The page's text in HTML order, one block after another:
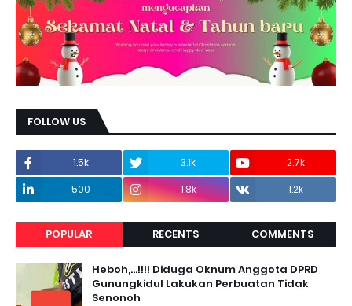
FOLLOW US
1.5k 3.1k
2.7k
500
1.8k 1.2k
POPULAR RECENTS COMMENTS
Heboh,...!!!! Diduga Oknum Anggota DPRD
Gunungkidul Lakukan Perbuatan Tidak
Senonoh